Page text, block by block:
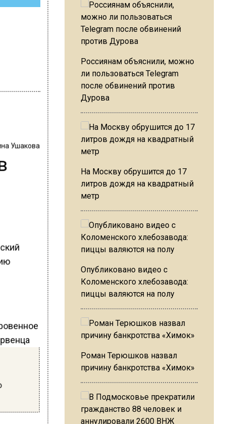
Ушакова
Россиянам объяснили, можно
ли пользоваться Telegram
после обвинений против
Дурова
На Москву обрушится до 17
литров дождя на квадратный
метр
Опубликовано видео с
Коломенского хлебозавода:
пиццы валяются на полу
Роман Терюшков назвал
причину банкротства «Химок»